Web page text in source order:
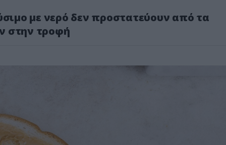
με νερό δεν προστατεύουν από τα
στην τροφή